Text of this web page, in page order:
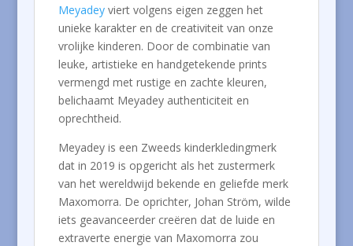
Meyadeyviert volgens eigen zeggen het
unieke karakter en de creativiteit van onze
vrolijke kinderen. Door de combinatie van
leuke, artistieke en handgetekende prints
vermengd met rustige en zachte kleuren,
belichaamt Meyadey authenticiteit en
oprechtheid.
Meyadey is een Zweeds kinderkledingmerk
dat in 2019 is opgericht als het zustermerk
van het wereldwijd bekende en geliefde merk
Maxomorra. De oprichter, Johan Ström, wilde
iets geavanceerder creëren dat de luide en
extraverte energie van Maxomorra zou